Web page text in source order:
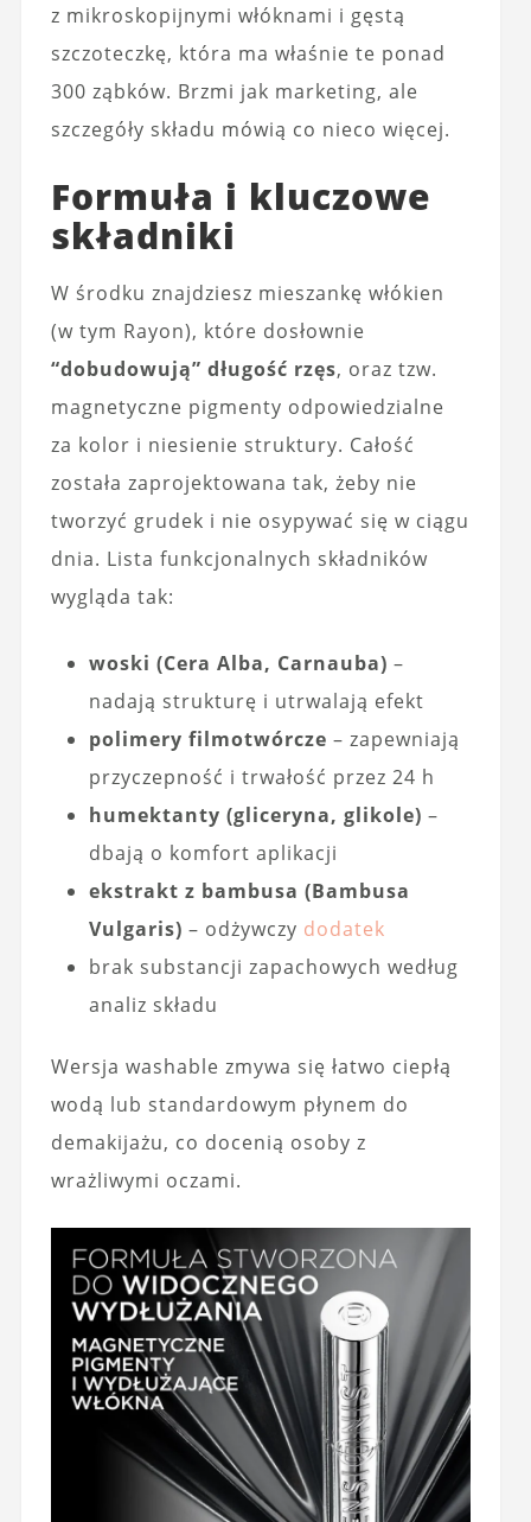
z mikroskopijnymi włóknami i gęstą
szczoteczkę, która ma właśnie te ponad
300 ząbków. Brzmi jak marketing, ale
szczegóły składu mówią co nieco więcej.
Formuła i kluczowe
składniki
W środku znajdziesz mieszankę włókien
(w tym Rayon), które dosłownie
“dobudowują” długość rzęs, oraz tzw.
magnetyczne pigmenty odpowiedzialne
za kolor i niesienie struktury. Całość
została zaprojektowana tak, żeby nie
tworzyć grudek i nie osypywać się w ciągu
dnia. Lista funkcjonalnych składników
wygląda tak:
woski (Cera Alba, Carnauba) –
nadają strukturę i utrwalają efekt
polimery filmotwórcze – zapewniają
przyczepność i trwałość przez 24 h
humektanty (gliceryna, glikole) –
dbają o komfort aplikacji
ekstrakt z bambusa (Bambusa
Vulgaris) – odżywczy dodatek
brak substancji zapachowych według
analiz składu
Wersja washable zmywa się łatwo ciepłą
wodą lub standardowym płynem do
demakijażu, co docenią osoby z
wrażliwymi oczami.